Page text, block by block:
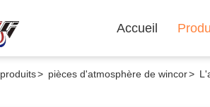
Accueil
produits> pièces d'atmosphère de wincor>